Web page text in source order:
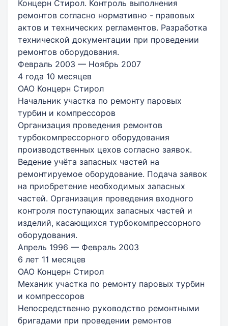
Концерн Стирол. Контроль выполнения
ремонтов согласно нормативно - правовых
актов и технических регламентов. Разработка
технической документации при проведении
ремонтов оборудования.
Февраль 2003 — Ноябрь 2007
4 года 10 месяцев
ОАО Концерн Стирол
Начальник участка по ремонту паровых
турбин и компрессоров
Организация проведения ремонтов
турбокомпрессорного оборудования
производственных цехов согласно заявок.
Ведение учёта запасных частей на
ремонтируемое оборудование. Подача заявок
на приобретение необходимых запасных
частей. Организация проведения входного
контроля поступающих запасных частей и
изделий, касающихся турбокомпрессорного
оборудования.
Апрель 1996 — Февраль 2003
6 лет 11 месяцев
ОАО Концерн Стирол
Механик участка по ремонту паровых турбин
и компрессоров
Непосредственно руководство ремонтными
бригадами при проведении ремонтов